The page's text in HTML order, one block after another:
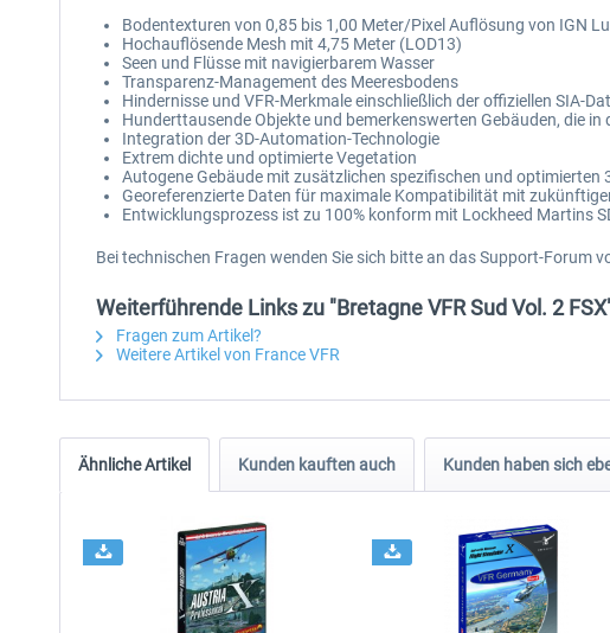
Bodentexturen von 0,85 bis 1,00 Meter/Pixel Auflösung von IGN
Hochauflösende Mesh mit 4,75 Meter (LOD13)
Seen und Flüsse mit navigierbarem Wasser
Transparenz-Management des Meeresbodens
Hindernisse und VFR-Merkmale einschließlich der offiziellen SIA-
Hunderttausende Objekte und bemerkenswerten Gebäuden, die
Integration der 3D-Automation-Technologie
Extrem dichte und optimierte Vegetation
Autogene Gebäude mit zusätzlichen spezifischen und optimierten
Georeferenzierte Daten für maximale Kompatibilität mit
Entwicklungsprozess ist zu 100% konform mit Lockheed Martins
Bei technischen Fragen wenden Sie sich bitte an das Support-Forum
Weiterführende Links zu "Bretagne VFR Sud Vol. 2
Fragen zum Artikel?
Weitere Artikel von France VFR
Ähnliche Artikel Kunden kauften auch Kunden haben sich